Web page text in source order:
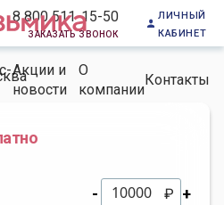
8 800 511-15-50
заказать звонок
личный
кабинет
Акции и
новости
О
компании
Контакты
- ₽ +